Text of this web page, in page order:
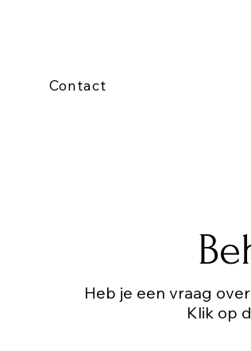
Contact
Heb je een vraag
Klik op